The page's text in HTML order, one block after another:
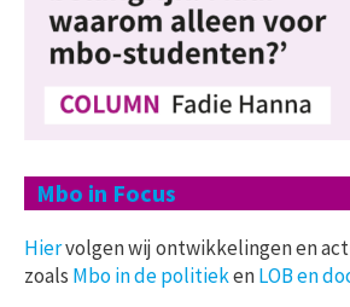
Mbo in Focus
Hiervolgen wij ontwikkelingen en
zoals Mbo in de politiekenLOB en